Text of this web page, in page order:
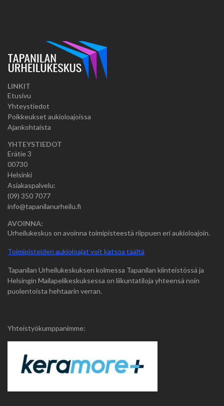
LINKIT
Etusivu
Yhteystiedot
Poikkeukset aukioloajoissa
Ajankohtaista
YHTEYSTIEDOT
Erätie 3
00730
Helsinki
Asiakaspalvelu:
(09) 350 7077
info@tapanilanurheilu.fi
AVOINNA:
Urheilukeskus on avoinna toimipisteestä riippuen eri aukioloajoin.
Toimipisteiden aukioloajat voit katsoa täältä
Tapanilan Urheilukeskuksen kolmessa Tapanilan kiinteistössä ja
Helsingin Mailapelikeskuksessa on liikuntatiloja yhteensä noin
puolentoista hehtaarin verran.
Yhteistyökumppanimme: